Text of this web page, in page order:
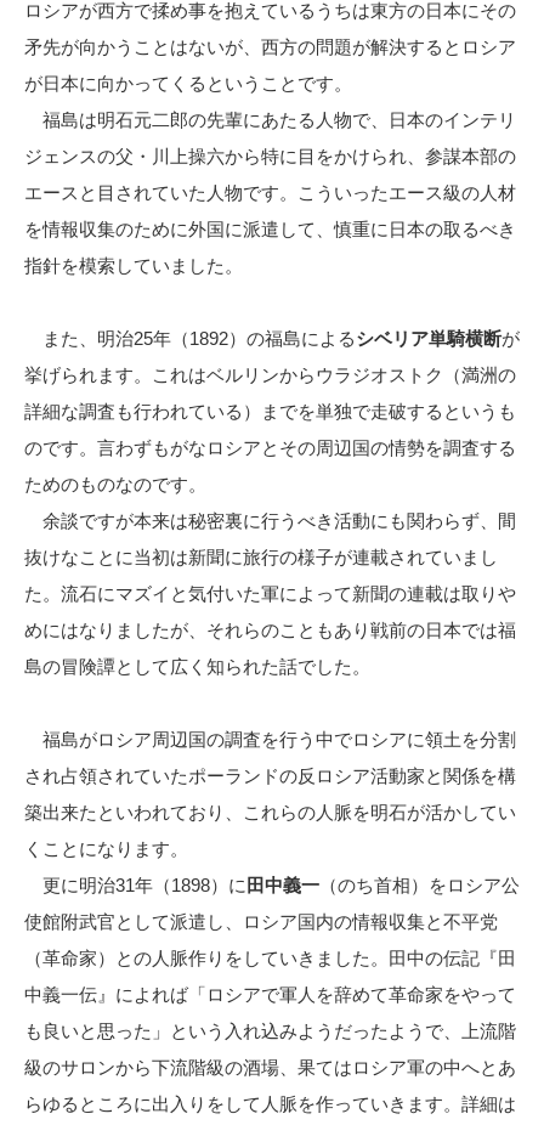
ロシアが西方で揉め事を抱えているうちは東方の日本にその
矛先が向かうことはないが、西方の問題が解決するとロシア
が日本に向かってくるということです。
福島は明石元二郎の先輩にあたる人物で、日本のインテリ
ジェンスの父・川上操六から特に目をかけられ、参謀本部の
エースと目されていた人物です。こういったエース級の人材
を情報収集のために外国に派遣して、慎重に日本の取るべき
指針を模索していました。
また、明治25年（1892）の福島によるシベリア単騎横断が
挙げられます。これはベルリンからウラジオストク（満洲の
詳細な調査も行われている）までを単独で走破するというも
のです。言わずもがなロシアとその周辺国の情勢を調査する
ためのものなのです。
余談ですが本来は秘密裏に行うべき活動にも関わらず、間
抜けなことに当初は新聞に旅行の様子が連載されていまし
た。流石にマズイと気付いた軍によって新聞の連載は取りや
めにはなりましたが、それらのこともあり戦前の日本では福
島の冒険譚として広く知られた話でした。
福島がロシア周辺国の調査を行う中でロシアに領土を分割
され占領されていたポーランドの反ロシア活動家と関係を構
築出来たといわれており、これらの人脈を明石が活かしてい
くことになります。
更に明治31年（1898）に 田中義一 （のち首相）をロシア公
使館附武官として派遣し、ロシア国内の情報収集と不平党
（革命家）との人脈作りをしていきました。田中の伝記『田
中義一伝』によれば「ロシアで軍人を辞めて革命家をやって
も良いと思った」という入れ込みようだったようで、上流階
級のサロンから下流階級の酒場、果てはロシア軍の中へとあ
らゆるところに出入りをして人脈を作っていきます。詳細は